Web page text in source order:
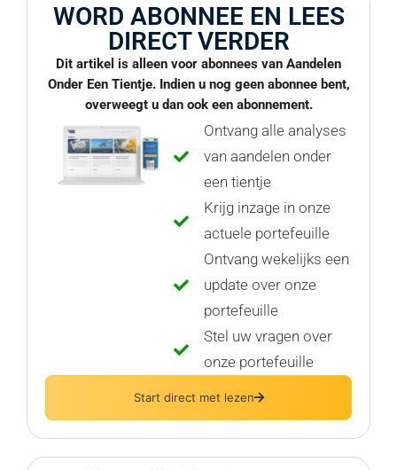
WORD ABONNEE EN LEES
DIRECT VERDER
Dit artikel is alleen voor abonnees van Aandelen
Onder Een Tientje. Indien u nog geen abonnee bent,
overweegt u dan ook een abonnement.
Ontvang alle analyses
van aandelen onder
een tientje
Krijg inzage in onze
actuele portefeuille
Ontvang wekelijks een
update over onze
portefeuille
Stel uw vragen over
onze portefeuille
Start direct met lezen